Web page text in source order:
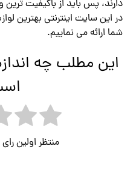
دارند، پس باید از باکیفیت
در این سایت اینترنتی بهترین
شما ارائه می نماییم.
این مطلب چه
منتظر اولین